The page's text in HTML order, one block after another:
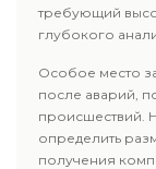
требующий
глубокого
Особое место
после аварий,
происшествий.
определить
получения